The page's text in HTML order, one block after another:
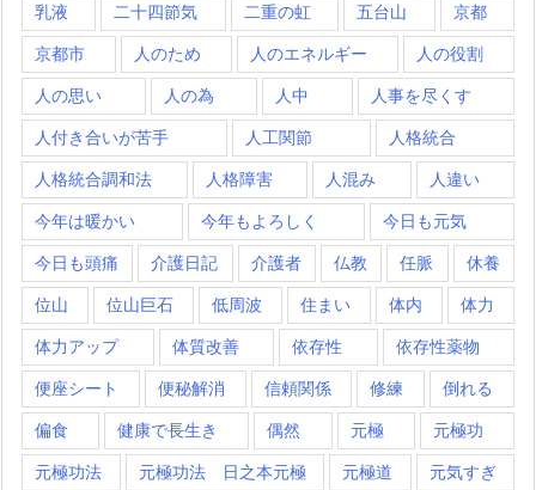
乳液 二十四節気 二重の虹 五台山 京都
京都市 人のため 人のエネルギー 人の役割
人の思い 人の為 人中 人事を尽くす
人付き合いが苦手 人工関節 人格統合
人格統合調和法 人格障害 人混み 人違い
今年は暖かい 今年もよろしく 今日も元気
今日も頭痛 介護日記 介護者 仏教 任脈 休養
位山 位山巨石 低周波 住まい 体内 体力
体力アップ 体質改善 依存性 依存性薬物
便座シート 便秘解消 信頼関係 修練 倒れる
偏食 健康で長生き 偶然 元極 元極功
元極功法 元極功法 日之本元極 元極道 元気すぎ